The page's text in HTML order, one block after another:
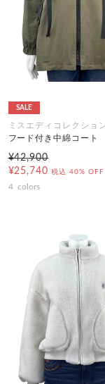
SALE
ミスエディコレクショ
フード付き中綿コート
¥42,900
¥25,740 税込 40% OFF
4 colors